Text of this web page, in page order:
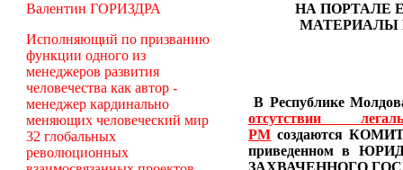
Валентин ГОРИЗДРА
Исполняющий по призванию
функции одного из
менеджеров развития
человечества как автор -
менеджер кардинально
меняющих человеческий мир
32 глобальных
революционных
НА ПОРТАЛЕ
МАТЕРИАЛЫ
В Республике
отсутствии
РМ создаются
приведенном в
ЗАХВАЧЕННОГО